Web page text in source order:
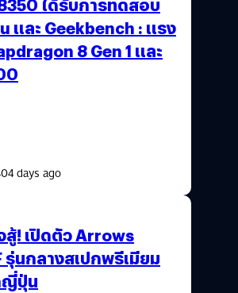
และ Geekbench : แรง
8 Gen 1 และ
days ago
สู้! เปิดตัว Arrows
รุ่นกลางสเปกพรีเมียม
ญี่ปุ่น